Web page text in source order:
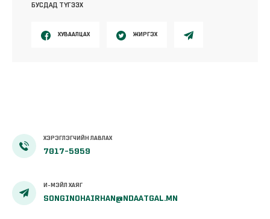
БУСДАД ТҮГЭЭХ
ХУВААЛЦАХ ЖИРГЭХ
ХЭРЭГЛЭГЧИЙН ЛАВЛАХ
7017-5959
И-МЭЙЛ ХАЯГ
SONGINOHAIRHAN@NDAATGAL.MN